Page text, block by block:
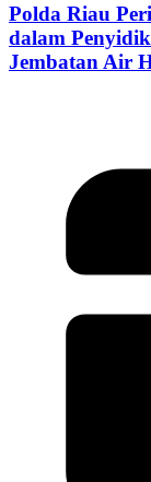
Polda Riau
dalam
Jembatan Air